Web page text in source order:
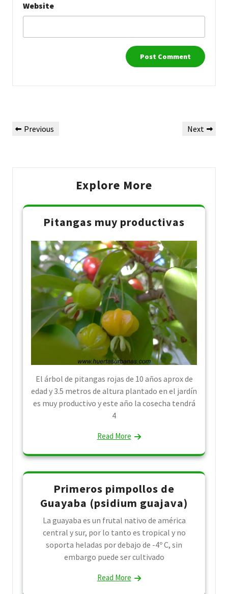
Website
navigation
Previous
Previous
Next
Next
Explore More
Pitangas muy productivas
El árbol de pitangas rojas de 10 años aprox de
edad y 3.5 metros de altura plantado en el jardín
es muy productivo y este año la cosecha tendrá
4
Read More
Primeros pimpollos de
Guayaba (psidium guajava)
La guayaba es un frutal nativo de américa
central y sur, por lo tanto es tropical y no
soporta heladas por debajo de -4º C, sin
embargo puede ser cultivado
Read More